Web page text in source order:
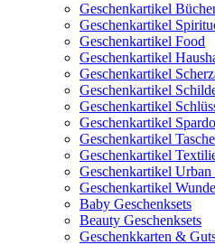
Geschenkartikel
Geschenkartikel
Geschenkartikel Food
Geschenkartikel
Geschenkartikel
Geschenkartikel
Geschenkartikel
Geschenkartikel
Geschenkartikel
Geschenkartikel
Geschenkartikel
Geschenkartikel
Baby Geschenksets
Beauty Geschenksets
Geschenkkarten &